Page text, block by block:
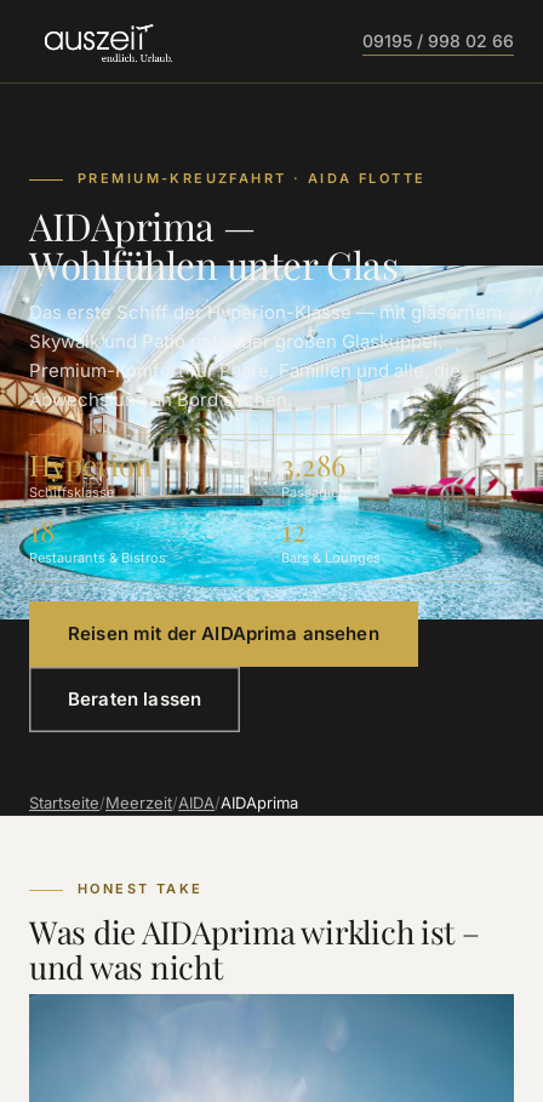
09195 / 998 02 66
PREMIUM-KREUZFAHRT · AIDA FLOTTE
AIDAprima —
Wohlfühlen unter Glas
Das erste Schiff der Hyperion-Klasse — mit gläsernem
Skywalk und Patio unter der großen Glaskuppel.
Premium-Komfort für Paare, Familien und alle, die
Abwechslung an Bord suchen.
Hyperion
Schiffsklasse
3.286
Passagiere
18
Restaurants & Bistros
12
Bars & Lounges
Reisen mit der AIDAprima ansehen
Beraten lassen
Startseite/Meerzeit/AIDA/AIDAprima
HONEST TAKE
Was die AIDAprima wirklich ist –
und was nicht